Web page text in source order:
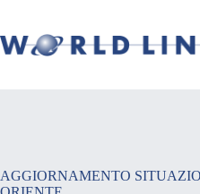
AGGIORNAMENTO